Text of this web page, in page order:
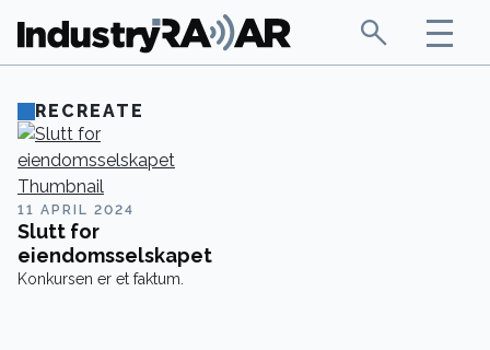
RECREATE
11 APRIL 2024
Slutt for
eiendomsselskapet
Konkursen er et faktum.